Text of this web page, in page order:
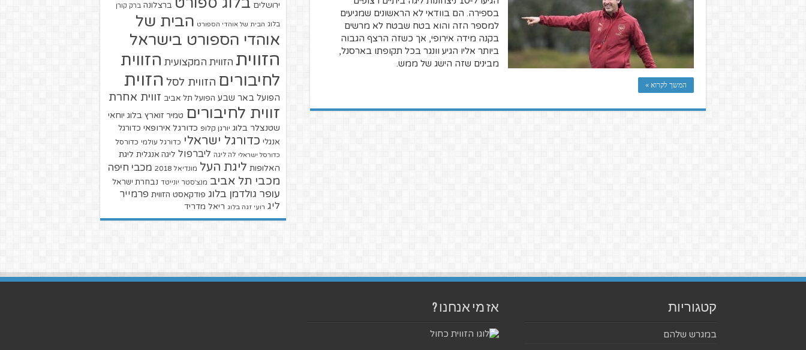
בספירה. הם בוודאי לא הראשונים שמגיעים
למספר הזה והוא בטח שבטח לא מרשים
בקנה מידה אירופי, אך כשזה הרצף הגבוה
ביותר אליו הגיע וונגר בכל תקופתו בארסנל,
מבינים שזה הישג של ממש.
המשך לקרוא »
ירושלים
ברצלונה ברק קורן
בלוג הבית של אוהדי הספורט הבית של
אוהדי הספורט בישראל
הזווית הזווית המקצועית הזווית
לחיבורים הזווית לסל הזוית
הפועל באר שבע הפועל תל אביב זווית אחרת
זווית לחיבורים טמיר זוארץ בלוג יוחאי
שטנצלר בלוג יורגן קלופ כדורגל אירופאי כדורגל
אנגלי כדורגל ישראלי כדורגל עולמי כדורסל
כדורסל ישראלי לה ליגה ליברפול ליגה אנגלית ליגת
האלופות ליגת העל מונדיאל 2018 מכבי חיפה
מכבי תל אביב מנצ'סטר יונייטד נבחרת ישראל
עופר גולדמן בלוג פודקאסט הזווית פרמייר
ליג רועי זגה בלוג ריאל מדריד
קטגוריות
במגרש שלהם
אז מי אנחנו ?